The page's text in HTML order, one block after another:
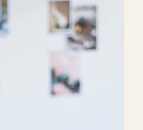
Marion Gouges
dedica-
de retrato
no Algarve e
foca-se em
e criadores. O